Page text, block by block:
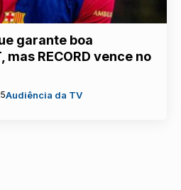
garante boa
mas RECORD vence no
Audiência da TV